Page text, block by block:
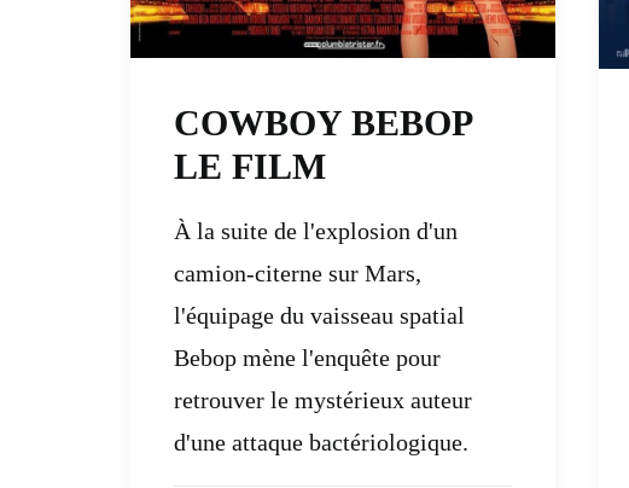
COWBOY BEBOP
LE FILM
À la suite de l'explosion d'un
camion-citerne sur Mars,
l'équipage du vaisseau spatial
Bebop mène l'enquête pour
retrouver le mystérieux auteur
d'une attaque bactériologique.